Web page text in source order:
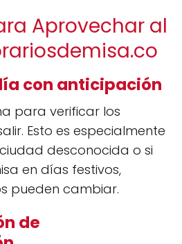
Aprovechar al
con anticipación
para verificar los
Esto es especialmente
desconocida o si
en días festivos,
pueden cambiar.
de